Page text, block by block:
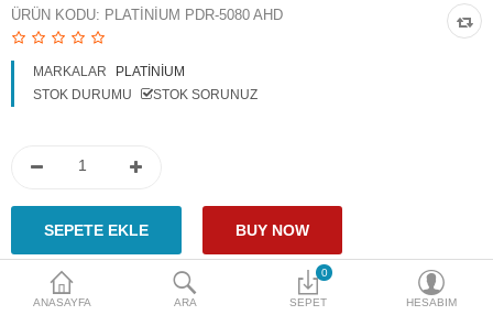
Ürün Güvenlik Sistemleri
Aksiyon Kameraları
Karşılaştır
Para Birimi
ANASAYFA ARA
0
SEPET HESABIM
ÜRÜN KODU: PLATINIUM PDR-5080 AHD
MARKALAR
PLATINIUM
STOK DURUMU
STOK SORUNUZ
Paylaş